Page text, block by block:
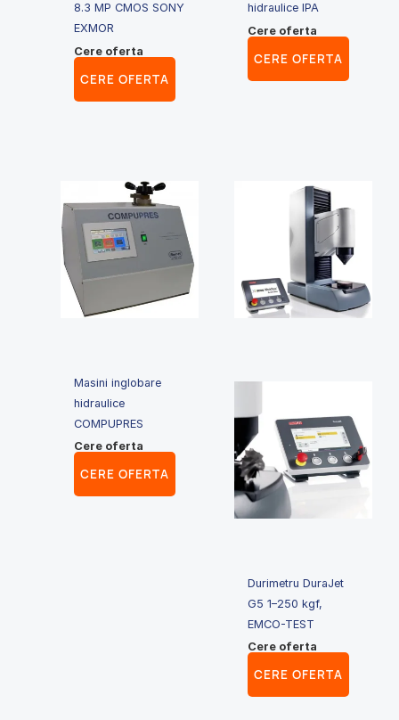
8.3 MP CMOS SONY
EXMOR
Cere oferta
CERE OFERTA
hidraulice IPA
Cere oferta
CERE OFERTA
Masini inglobare
hidraulice
COMPUPRES
Cere oferta
CERE OFERTA
Durimetru DuraJet
G5 1–250 kgf,
EMCO-TEST
Cere oferta
CERE OFERTA